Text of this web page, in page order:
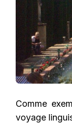
Comme
voyage